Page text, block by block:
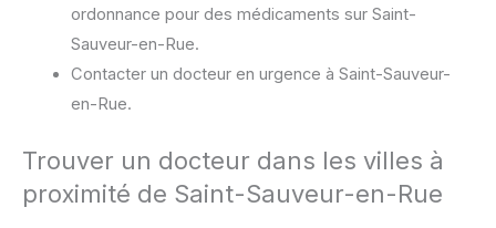
ordonnance pour des médicaments sur Saint-
Sauveur-en-Rue.
Contacter un docteur en urgence à Saint-Sauveur-
en-Rue.
Trouver un docteur dans les villes à
proximité de Saint-Sauveur-en-Rue